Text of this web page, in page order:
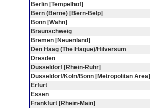
Berlin [Tempelhof]
Bern (Berne) [Bern-Belp]
Bonn [Wahn]
Braunschweig
Bremen [Neuenland]
Den Haag (The Hague)/Hilversum
Dresden
Düsseldorf [Rhein-Ruhr]
Düsseldorf/Köln/Bonn [Metropolitan Area]
Erfurt
Essen
Frankfurt [Rhein-Main]